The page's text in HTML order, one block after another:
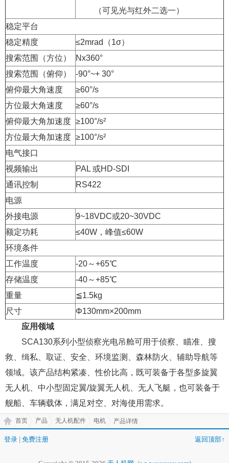
（可见光与红外二选一）
稳定平台
稳定精度
≤2mrad（1σ）
搜索范围（方位）
Nx360°
搜索范围（俯仰）
-90°~+ 30°
俯仰最大角速度
≥60°/s
方位最大角速度
≥60°/s
俯仰最大角加速度 ≥100°/s²
方位最大角加速度 ≥100°/s²
电气接口
视频输出
PAL 或HD-SDI
通讯控制
RS422
电源
外接电源
9~18VDC或20~30VDC
额定功耗
≤40W，峰值≤60W
环境条件
工作温度
-20～+65℃
存储温度
-40～+85℃
重量
≦1.5kg
尺寸
Φ130mm×200mm
应用领域
SCA130系列小型侦察光电吊舱可用于侦察、瞄准、搜
救、缉私、取证、安全、环境监测、森林防火、辅助导航等
领域。该产品结构紧凑、性价比高，既可装备于各型多旋翼
无人机、中小型固定翼/旋翼无人机、无人飞艇，也可装备于
舰船、车辆载体，满足对空、对海使用需求。
首页 产品 无人机配件 电机 产品详情
登录 免费注册 返回顶部↑